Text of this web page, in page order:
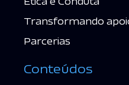
Transformando
Parcerias
Conteúdos